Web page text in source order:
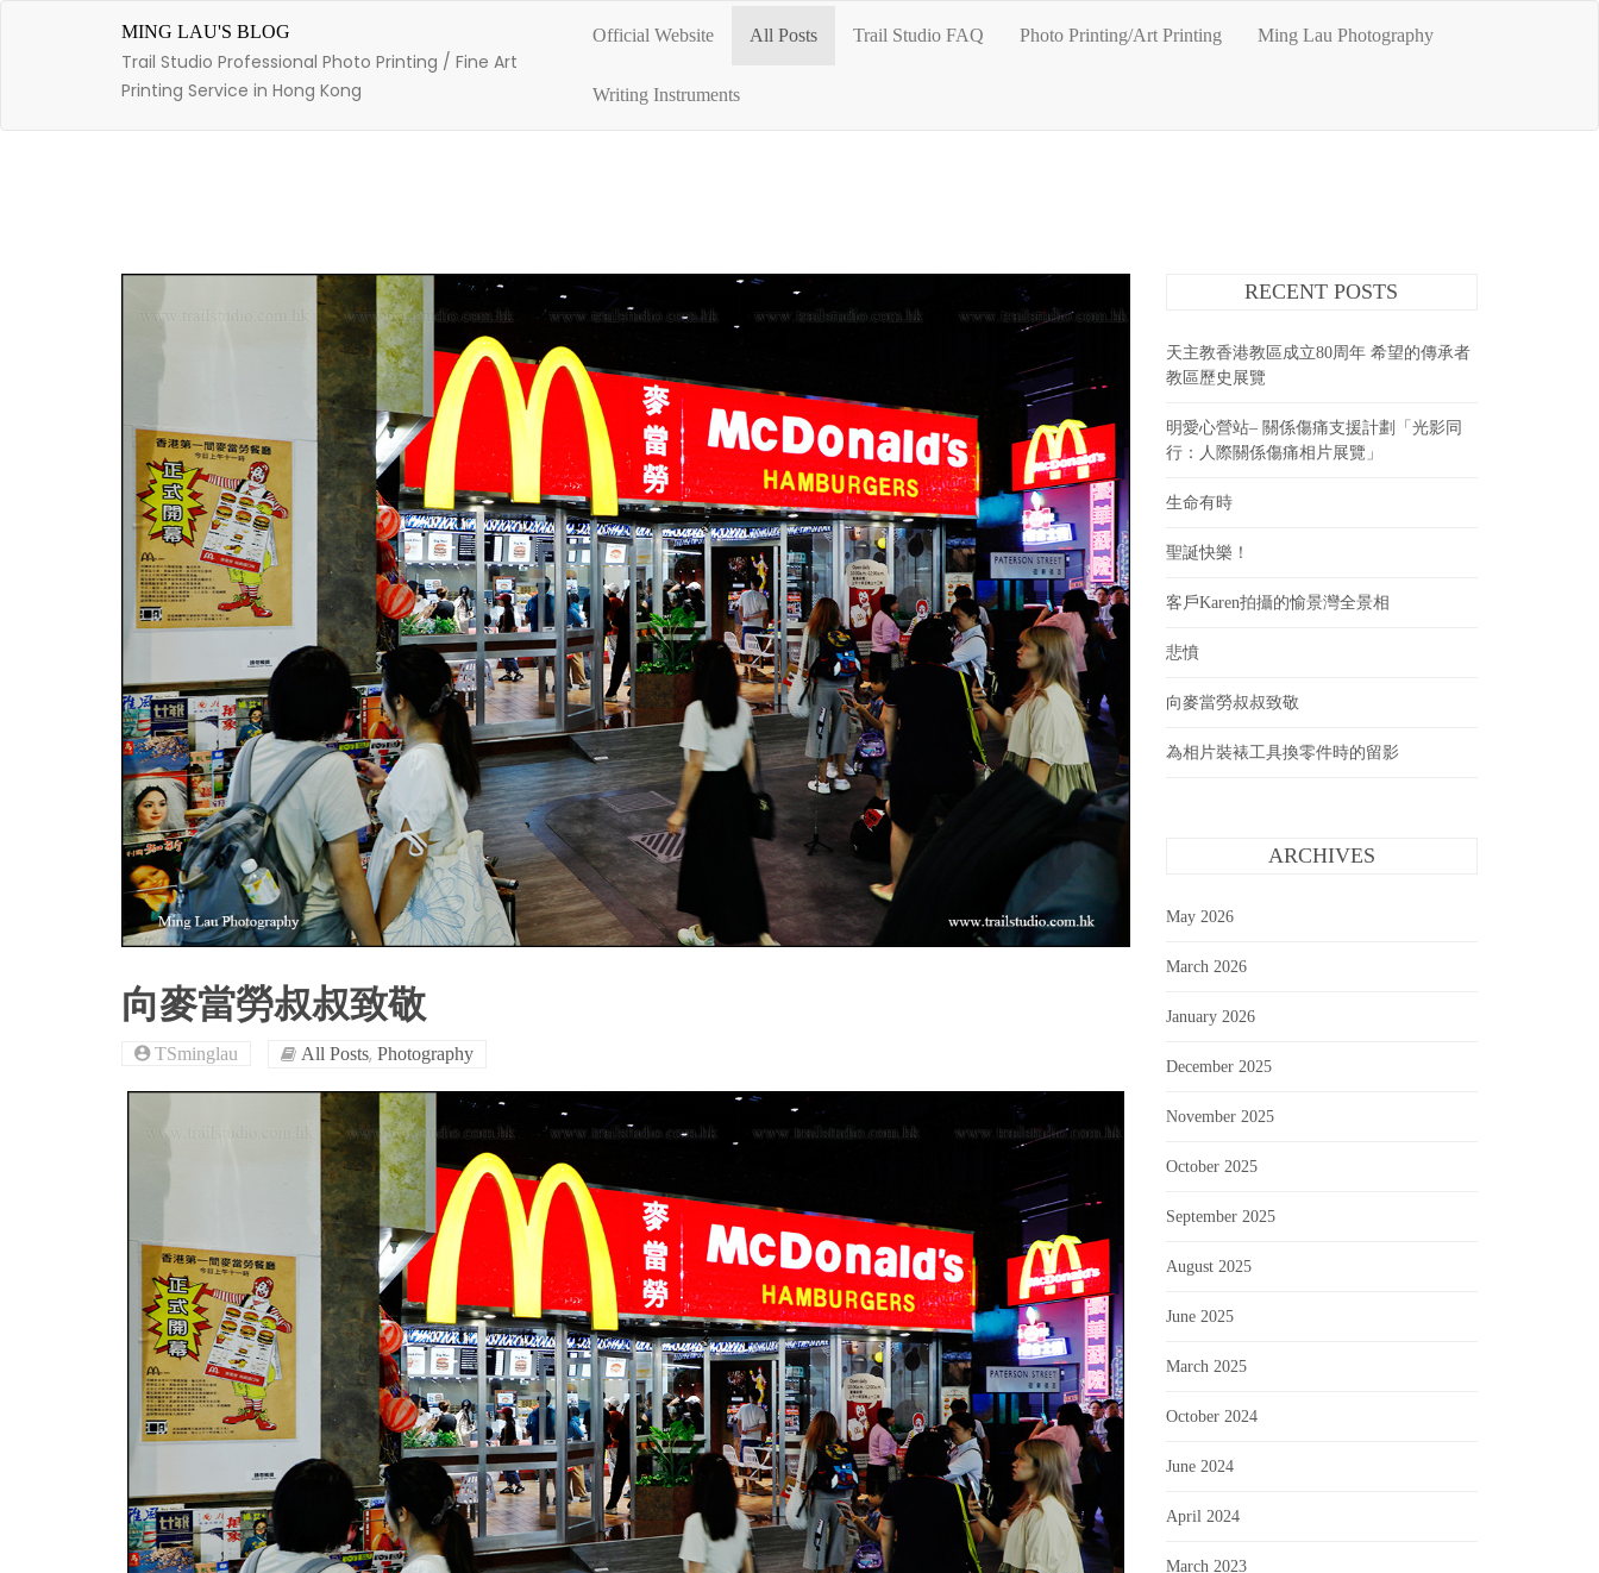
Skip
MING LAU'S BLOG
Trail Studio Professional Photo Printing / Fine Art
Printing Service in Hong Kong
Official Website All Posts Trail Studio FAQ Photo Printing/Art Printing Ming Lau Photography
Writing Instruments
向麥當勞叔叔致敬
TSminglau All Posts, Photography
RECENT POSTS
天主教香港教區成立80周年 希望的傳承者
教區歷史展覽
明愛心營站– 關係傷痛支援計劃「光影同
行：人際關係傷痛相片展覽」
生命有時
聖誕快樂！
客戶Karen拍攝的愉景灣全景相
悲憤
向麥當勞叔叔致敬
為相片裝裱工具換零件時的留影
ARCHIVES
May 2026
March 2026
January 2026
December 2025
November 2025
October 2025
September 2025
August 2025
June 2025
March 2025
October 2024
June 2024
April 2024
March 2023